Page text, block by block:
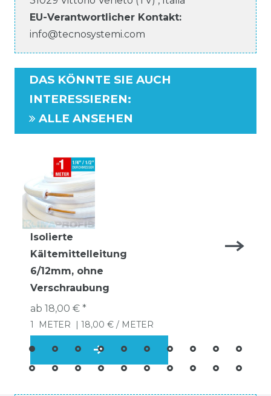
EU-Verantwortlicher Kontakt:
info@tecnosystemi.com
DAS KÖNNTE SIE AUCH
INTERESSIEREN:
ALLE ANSEHEN
Isolierte
Kältemittelleitung
6/12mm, ohne
Verschraubung
ab 18,00 € *
1 METER | 18,00 € / METER